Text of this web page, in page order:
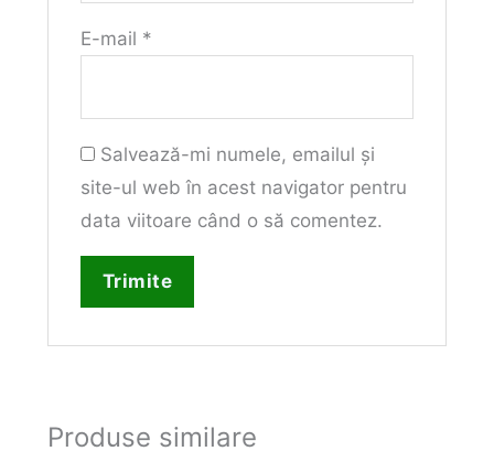
E-mail *
Salvează-mi numele, emailul și
site-ul web în acest navigator pentru
data viitoare când o să comentez.
Produse similare